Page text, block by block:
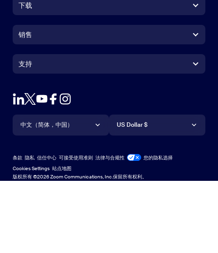
下载
Zoom Rooms 应用Zoom Rooms 应用
Zoom Rooms Controller
Outlook 插件
Android 应用Android 应用
销售
联系销售人员
申请演示
网络研讨会和活动
Zoom 体验中心Zoom 体验中心
Zoom for StartupsZoom for Startups
支持
支持
账户
学习中心
技术内容库技术内容库
反馈
语言
中文（简体，中国）
Español
货币
US Dollar $
版权所有 ©2026 Zoom Communications, Inc.保留所有权利。
条款 隐私 信任中心 可接受使用准则 法律与合规性
您的隐私选择
Cookies Settings 站点地图
站点地图